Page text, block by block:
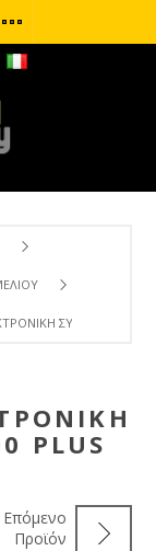
ΣΥΣΚΕΥΉ DANA
PLUS
Επόμενο
Προϊόν